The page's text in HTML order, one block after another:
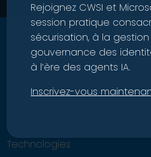
Solutions
Technologies
Rejoignez CWSI et
session pratique
sécurisation, à la
gouvernance des
à l’ère des agents IA.
Inscrivez-vous